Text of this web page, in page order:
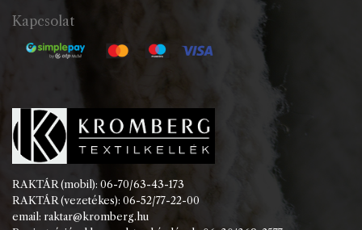
Kapcsolat
RAKTÁR (mobil): 06-70/63-43-173
RAKTÁR (vezetékes): 06-52/77-22-00
email: raktar@kromberg.hu